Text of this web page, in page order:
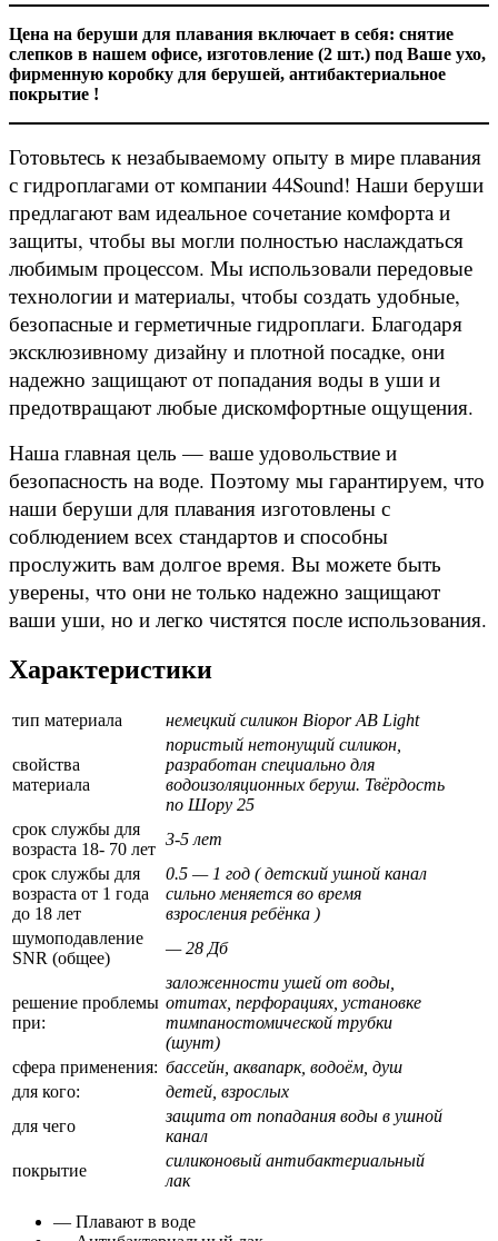
Цена на беруши для плавания включает в себя: снятие
слепков в нашем офисе, изготовление (2 шт.) под Ваше ухо,
фирменную коробку для берушей, антибактериальное
покрытие !
Готовьтесь к незабываемому опыту в мире плавания
с гидроплагами от компании 44Sound! Наши беруши
предлагают вам идеальное сочетание комфорта и
защиты, чтобы вы могли полностью наслаждаться
любимым процессом. Мы использовали передовые
технологии и материалы, чтобы создать удобные,
безопасные и герметичные гидроплаги. Благодаря
эксклюзивному дизайну и плотной посадке, они
надежно защищают от попадания воды в уши и
предотвращают любые дискомфортные ощущения.
Наша главная цель — ваше удовольствие и
безопасность на воде. Поэтому мы гарантируем, что
наши беруши для плавания изготовлены с
соблюдением всех стандартов и способны
прослужить вам долгое время. Вы можете быть
уверены, что они не только надежно защищают
ваши уши, но и легко чистятся после использования.
Характеристики
тип материала немецкий силикон Biopor AB Light
свойства
материала
пористый нетонущий силикон,
разработан специально для
водоизоляционных беруш. Твёрдость
по Шору 25
срок службы для
возраста 18- 70 лет
3-5 лет
срок службы для
возраста от 1 года
до 18 лет
0.5 — 1 год ( детский ушной канал
сильно меняется во время
взросления ребёнка )
шумоподавление
SNR (общее)
— 28 Дб
решение проблемы
при:
заложенности ушей от воды,
отитах, перфорациях, установке
тимпаностомической трубки
(шунт)
сфера применения: бассейн, аквапарк, водоём, душ
для кого:
детей, взрослых
для чего
защита от попадания воды в ушной
канал
покрытие
силиконовый антибактериальный
лак
— Плавают в воде